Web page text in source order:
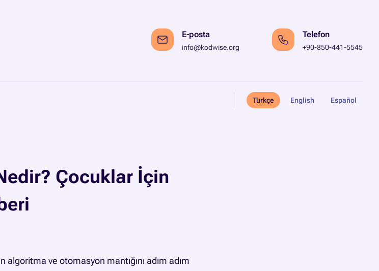
E-posta
info@kodwise.org
Telefon
+90-850-441-5545
Türkçe English Español
Çocuklar İçin
ve otomasyon mantığını adım adım